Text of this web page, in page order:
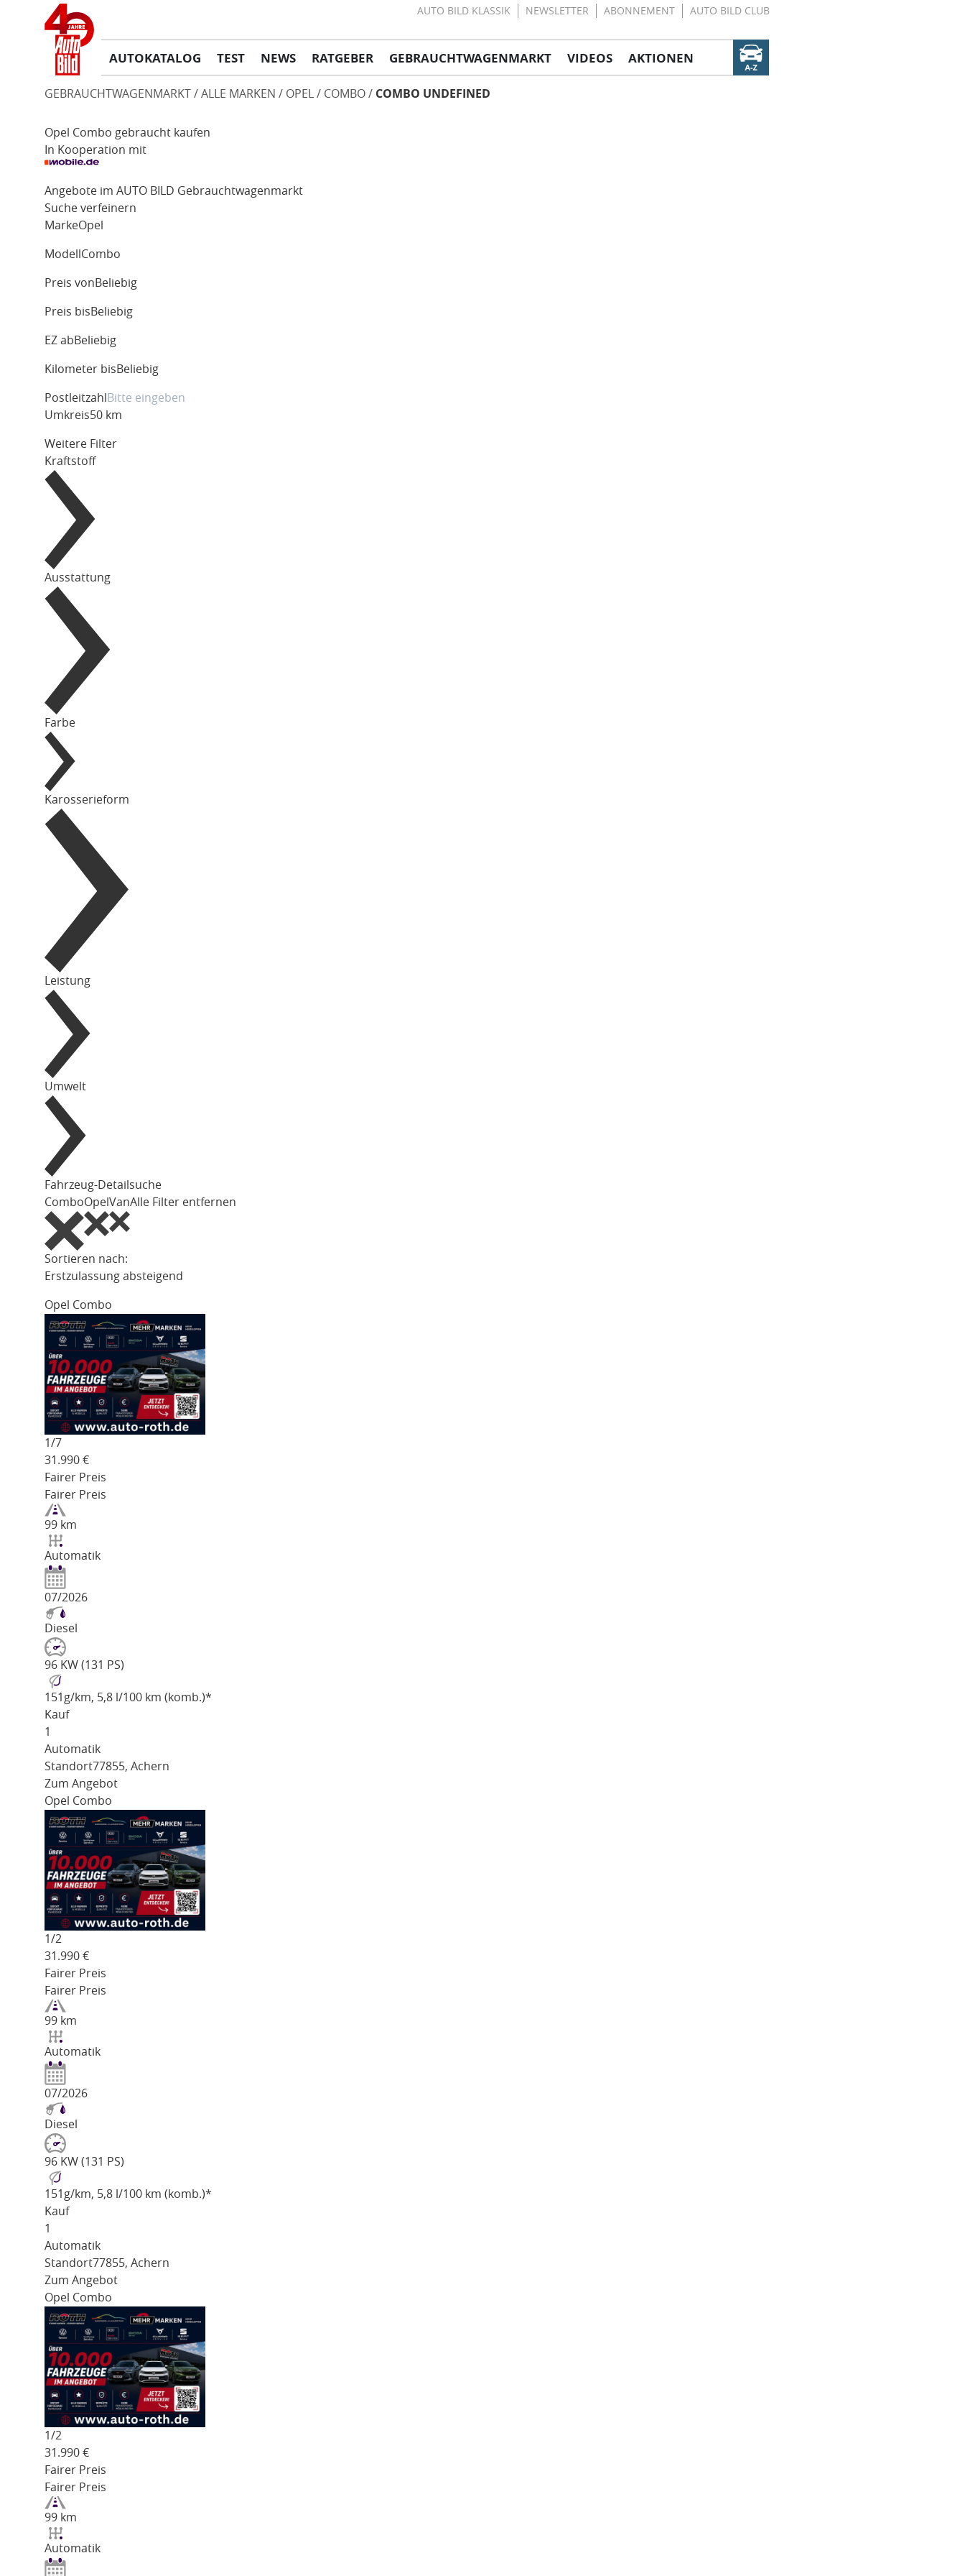
AUTO BILD KLASSIK NEWSLETTER ABONNEMENT AUTO BILD CLUB
AUTOKATALOG TEST NEWS RATGEBER GEBRAUCHTWAGENMARKT VIDEOS AKTIONEN
GEBRAUCHTWAGENMARKT ALLE MARKEN OPEL COMBO COMBO UNDEFINED
Opel Combo gebraucht kaufen
In Kooperation mit
Angebote im AUTO BILD Gebrauchtwagenmarkt
Suche verfeinern
MarkeOpel
Modell Combo
Preis von Beliebig
Preis bis Beliebig
EZ ab Beliebig
Kilometer bis Beliebig
Postleitzahl
Umkreis50 km
Weitere Filter
Kraftstoff
Ausstattung
Farbe
Karosserieform
Leistung
Umwelt
Fahrzeug-Detailsuche
ComboOpelVanAlle Filter entfernen
Sortieren nach:
Erstzulassung absteigend
Opel Combo
1/7
31.990 €
Fairer Preis
Fairer Preis
99 km
Automatik
07/2026
Diesel
96 KW (131 PS)
151 g/km, 5,8 l/100 km (komb.)*
Kauf
1
Automatik
Standort77855, Achern
Zum Angebot
Opel Combo
1/2
31.990 €
Fairer Preis
Fairer Preis
99 km
Automatik
07/2026
Diesel
96 KW (131 PS)
151 g/km, 5,8 l/100 km (komb.)*
Kauf
1
Automatik
Standort77855, Achern
Zum Angebot
Opel Combo
1/2
31.990 €
Fairer Preis
Fairer Preis
99 km
Automatik